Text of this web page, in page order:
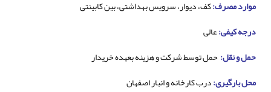
موارد مصرف:کف، دیوار، سرویس بهداشتی، بین کابینتی
درجه کیفی:عالی
حمل و نقل: حمل توسط شرکت و هزینه بعهده خریدار
محل بارگیری:درب کارخانه و انبار اصفهان